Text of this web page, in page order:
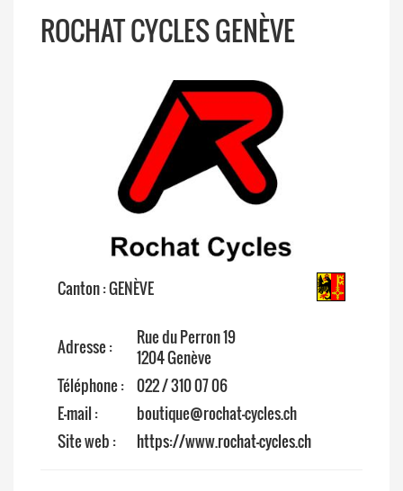
ROCHAT CYCLES GENÈVE
Canton : GENÈVE
Adresse :
Rue du Perron 19
1204 Genève
Téléphone : 022 / 310 07 06
E-mail :
boutique@rochat-cycles.ch
Site web :
https://www.rochat-cycles.ch